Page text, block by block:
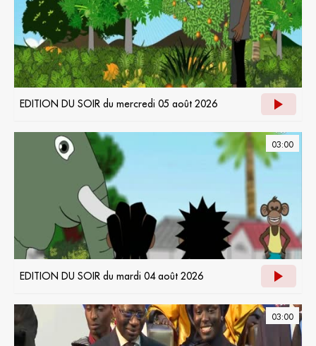
EDITION DU SOIR du mercredi 05 août 2026
03:00
EDITION DU SOIR du mardi 04 août 2026
03:00